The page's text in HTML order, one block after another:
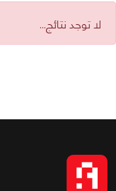
لا توجد نتائج...